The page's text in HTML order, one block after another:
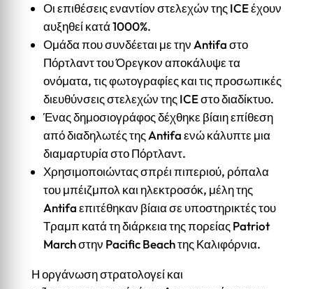
Οι επιθέσεις εναντίον στελεχών της ICE έχουν
αυξηθεί κατά 1000%.
Ομάδα που συνδέεται με την Antifa στο
Πόρτλαντ του Όρεγκον αποκάλυψε τα
ονόματα, τις φωτογραφίες και τις προσωπικές
διευθύνσεις στελεχών της ICE στο διαδίκτυο.
Ένας δημοσιογράφος δέχθηκε βίαιη επίθεση
από διαδηλωτές της Antifa ενώ κάλυπτε μια
διαμαρτυρία στο Πόρτλαντ.
Χρησιμοποιώντας σπρέι πιπεριού, ρόπαλα
του μπέιζμπολ και ηλεκτροσόκ, μέλη της
Antifa επιτέθηκαν βίαια σε υποστηρικτές του
Τραμπ κατά τη διάρκεια της πορείας Patriot
March στην Pacific Beach της Καλιφόρνια.
Η οργάνωση στρατολογεί και